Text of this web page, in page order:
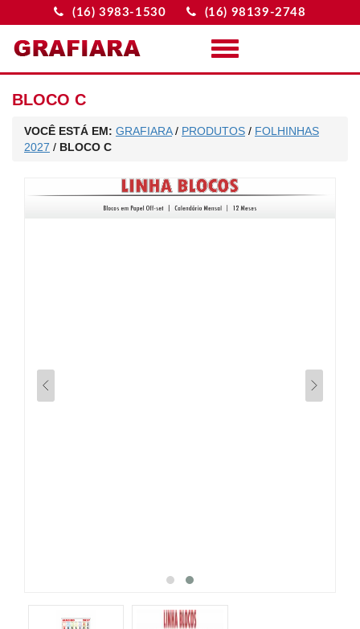
(16) 3983-1530 (16) 98139-2748
Menu
BLOCO C
VOCÊ ESTÁ EM: GRAFIARA/ PRODUTOS / FOLHINHAS
2027 / BLOCO C